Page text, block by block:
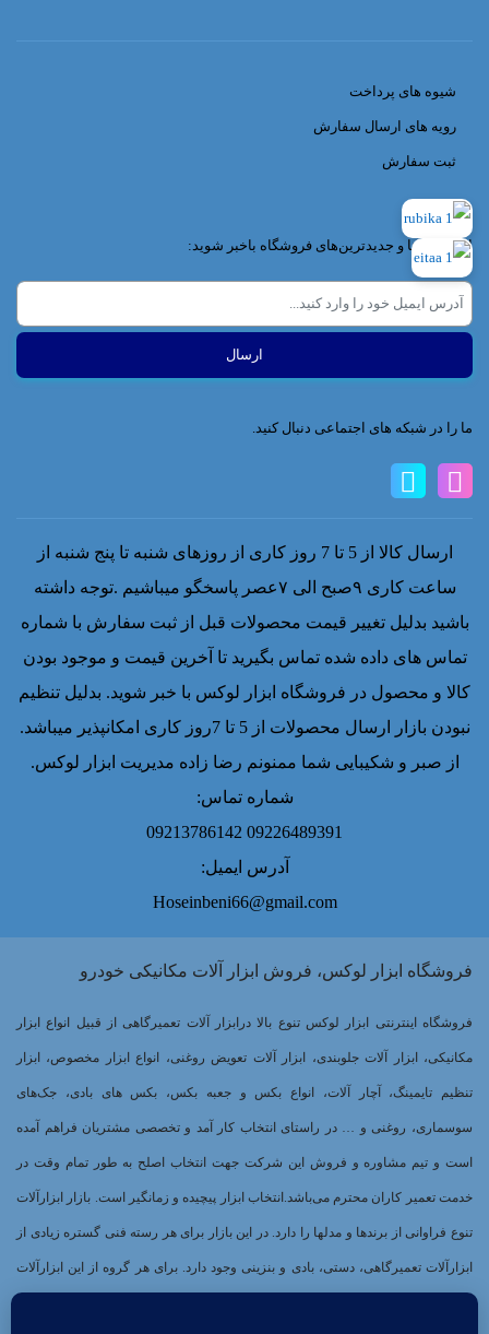
شیوه های پرداخت
رویه های ارسال سفارش
ثبت سفارش
از تخفیف‌ها و جدیدترین‌های فروشگاه باخبر شوید:
ما را در شبکه های اجتماعی دنبال کنید.
ارسال کالا از 5 تا 7 روز کاری از روزهای شنبه تا پنج شنبه از
ساعت کاری ۹صبح الی ۷عصر پاسخگو میباشیم .توجه داشته
باشید بدلیل تغییر قیمت محصولات قبل از ثبت سفارش با شماره
تماس های داده شده تماس بگیرید تا آخرین قیمت و موجود بودن
کالا و محصول در فروشگاه ابزار لوکس با خبر شوید. بدلیل تنظیم
نبودن بازار ارسال محصولات از 5 تا 7روز کاری امکانپذیر میباشد.
از صبر و شکیبایی شما ممنونم رضا زاده مدیریت ابزار لوکس.
شماره تماس:
09226489391 09213786142
آدرس ایمیل:
Hoseinbeni66@gmail.com
فروشگاه ابزار لوکس، فروش ابزار آلات مکانیکی خودرو
فروشگاه اینترنتی ابزار لوکس تنوع بالا درابزار آلات تعمیرگاهی از قبیل انواع ابزار
مکانیکی، ابزار آلات جلوبندی، ابزار آلات تعویض روغنی، انواع ابزار مخصوص، ابزار
تنظیم تایمینگ، آچار آلات، انواع بکس و جعبه بکس، بکس های بادی، جک‌های
سوسماری، روغنی و … در راستای انتخاب کار آمد و تخصصی مشتریان فراهم آمده
است و تیم مشاوره و فروش این شرکت جهت انتخاب اصلح به طور تمام وقت در
خدمت تعمیر کاران محترم می‌باشد.انتخاب ابزار پیچیده و زمانگیر است. بازار ابزارآلات
تنوع فراوانی از برندها و مدلها را دارد. در این بازار برای هر رسته فنی گستره زیادی از
ابزارآلات تعمیرگاهی، دستی، بادی و بنزینی وجود دارد. برای هر گروه از این ابزارآلات